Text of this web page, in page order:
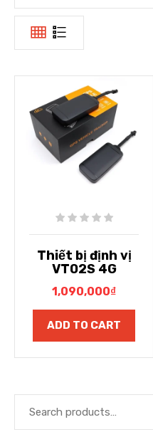
Thiết bị định vị
VT02S 4G
1,090,000₫
ADD TO CART